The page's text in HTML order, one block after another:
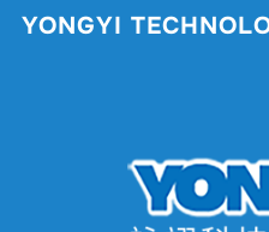
YONGYI